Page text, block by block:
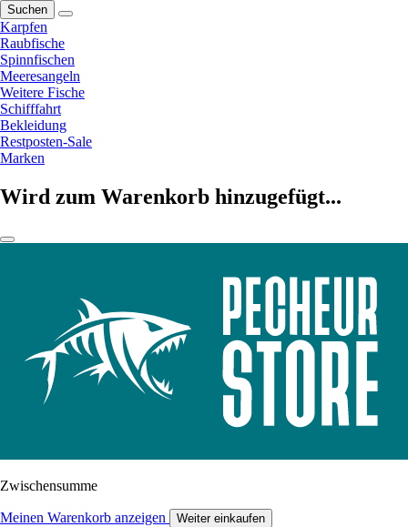
Suchen
Karpfen
Raubfische
Spinnfischen
Meeresangeln
Weitere Fische
Schifffahrt
Bekleidung
Restposten-Sale
Marken
Wird zum Warenkorb hinzugefügt...
Zwischensumme
Meinen Warenkorb anzeigen Weiter einkaufen